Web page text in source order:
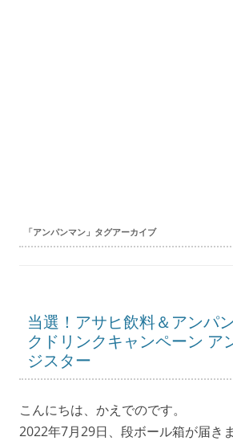
「アンパンマン」タグアーカイブ
当選！アサヒ飲料＆アンパ
クドリンクキャンペーン ア
ジスター
こんにちは、かえでのです。
2022年7月29日、段ボール箱が届き